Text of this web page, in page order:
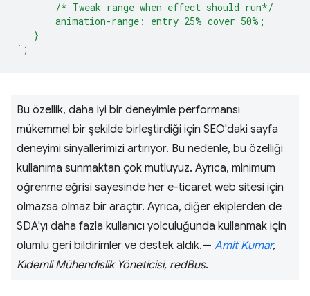
       /* Tweak range when effect should run*/
       animation-range: entry 25% cover 50%;
   }
` ;
Bu özellik, daha iyi bir deneyimle performansı
mükemmel bir şekilde birleştirdiği için SEO'daki sayfa
deneyimi sinyallerimizi artırıyor. Bu nedenle, bu özelliği
kullanıma sunmaktan çok mutluyuz. Ayrıca, minimum
öğrenme eğrisi sayesinde her e-ticaret web sitesi için
olmazsa olmaz bir araçtır. Ayrıca, diğer ekiplerden de
SDA'yı daha fazla kullanıcı yolculuğunda kullanmak için
olumlu geri bildirimler ve destek aldık.— Amit Kumar,
Kıdemli Mühendislik Yöneticisi, redBus.